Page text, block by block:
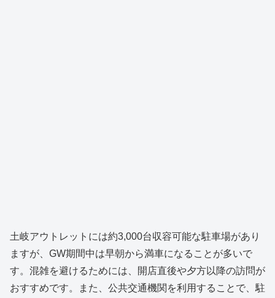
土岐アウトレットには約3,000台収容可能な駐車場があり
ますが、GW期間中は早朝から満車になることが多いで
す。混雑を避けるためには、開店直後や夕方以降の訪問が
おすすめです。また、公共交通機関を利用することで、駐